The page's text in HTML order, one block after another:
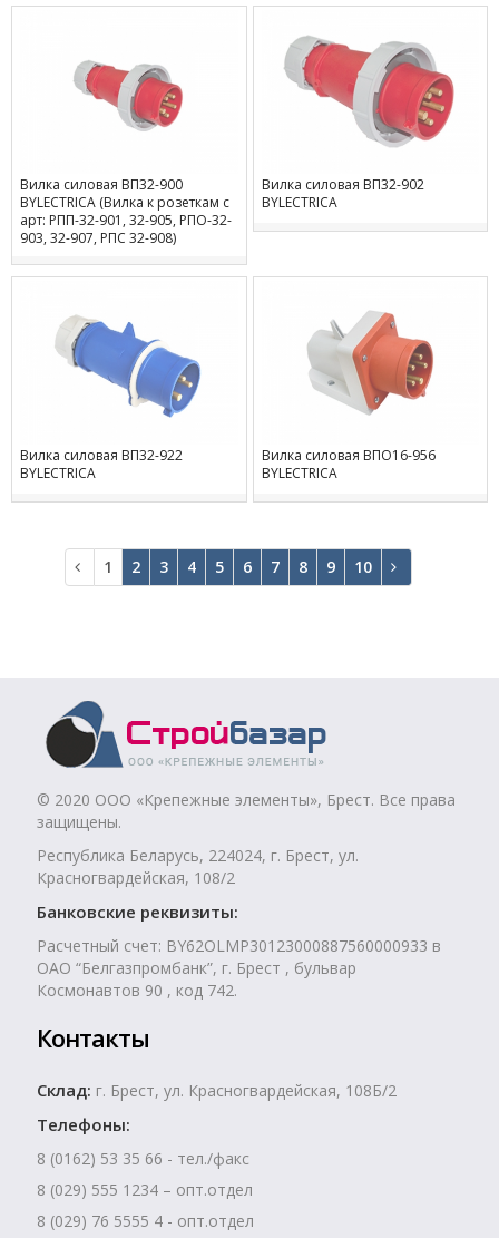
Вилка силовая ВП32-900
BYLECTRICA (Вилка к розеткам с
арт: РПП-32-901, 32-905, РПО-32-
903, 32-907, РПС 32-908)
Вилка силовая ВП32-902
BYLECTRICA
Вилка силовая ВП32-922
BYLECTRICA
Вилка силовая ВПО16-956
BYLECTRICA
В
1 2 3 4 5 6 7 8 9
10
В
© 2020 ООО «Крепежные элементы», Брест. Все права
защищены.
Республика Беларусь, 224024, г. Брест, ул.
Красногвардейская, 108/2
Банковские реквизиты:
Расчетный счет: BY62OLMP30123000887560000933 в
ОАО “Белгазпромбанк”, г. Брест , бульвар
Космонавтов 90 , код 742.
Контакты
Склад: г. Брест, ул. Красногвардейская, 108Б/2
Телефоны:
8 (0162) 53 35 66 - тел./факс
8 (029) 555 1234 – опт.отдел
8 (029) 76 5555 4 - опт.отдел